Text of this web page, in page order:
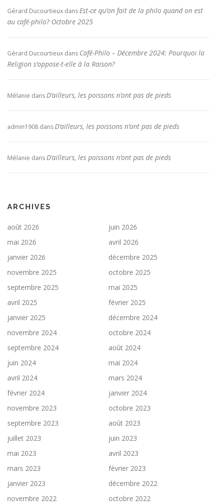
Gérard Ducourtieux dansEst-ce qu’on fait de la philo quand on est
au café-philo? Octobre 2025
Gérard Ducourtieux dans Café-Philo – Décembre 2024: Pourquoi la
Religion s’oppose-t-elle à la Raison?
Mélanie dansD’ailleurs, les poissons n’ont pas de pieds
admin1908 dansD’ailleurs, les poissons n’ont pas de pieds
Mélanie dansD’ailleurs, les poissons n’ont pas de pieds
ARCHIVES
août 2026
juin 2026
mai 2026
avril 2026
janvier 2026
décembre 2025
novembre 2025
octobre 2025
septembre 2025
mai 2025
avril 2025
février 2025
janvier 2025
décembre 2024
novembre 2024
octobre 2024
septembre 2024
août 2024
juin 2024
mai 2024
avril 2024
mars 2024
février 2024
janvier 2024
novembre 2023
octobre 2023
septembre 2023
août 2023
juillet 2023
juin 2023
mai 2023
avril 2023
mars 2023
février 2023
janvier 2023
décembre 2022
novembre 2022
octobre 2022